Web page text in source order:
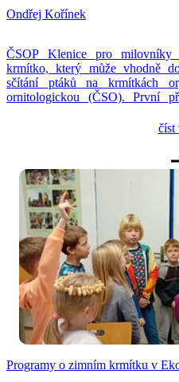
Ondřej Kořínek
ČSOP Klenice pro milovníky
krmítko, který může vhodně
sčítání ptáků na krmítkách
ornitologickou (ČSO). První
na podporu u nás
číst
Programy o zimním krmítku v